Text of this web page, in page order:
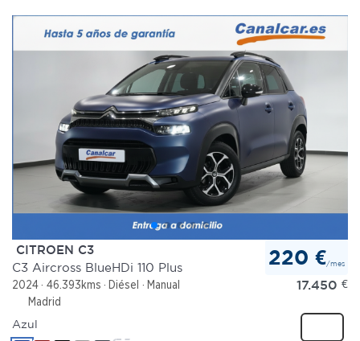
CITROEN C3
C3 Aircross BlueHDi 110 Plus
2024 46.393kms Diésel
Manual
Madrid
220 €/mes
17.450 €
Azul